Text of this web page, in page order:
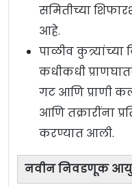
समितीच्या
आहे.
पाळीव कुत्र्यांच्या
कधीकधी
गट आणि प्राणी
आणि तक्रारींना
करण्यात आली.
नवीन निवडणूक